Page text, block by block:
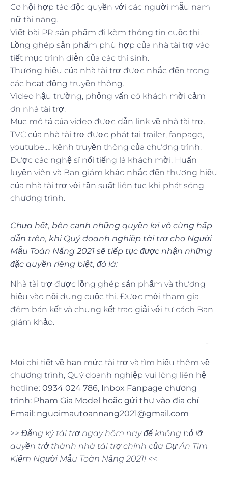
Cơ hội hợp tác độc quyền với các người mẫu nam
nữ tài năng.
Viết bài PR sản phẩm đi kèm thông tin cuộc thi.
Lồng ghép sản phẩm phù hợp của nhà tài trợ vào
tiết mục trình diễn của các thí sinh.
Thương hiệu của nhà tài trợ được nhắc đến trong
các hoạt động truyền thông.
Video hậu trường, phỏng vấn có khách mời cảm
ơn nhà tài trợ.
Mục mô tả của video được dẫn link về nhà tài trợ.
TVC của nhà tài trợ được phát tại trailer, fanpage,
youtube,… kênh truyền thông của chương trình.
Được các nghệ sĩ nổi tiếng là khách mời, Huấn
luyện viên và Ban giám khảo nhắc đến thương hiệu
của nhà tài trợ với tần suất liên tục khi phát sóng
chương trình.
Chưa hết, bên cạnh những quyền lợi vô cùng hấp
dẫn trên, khi Quý doanh nghiệp tài trợ cho Người
Mẫu Toàn Năng 2021 sẽ tiếp tục được nhận những
đặc quyền riêng biệt, đó là:
Nhà tài trợ được lồng ghép sản phẩm và thương
hiệu vào nội dung cuộc thi. Được mời tham gia
đêm bán kết và chung kết trao giải với tư cách Ban
giám khảo.
————————————————————————-
Mọi chi tiết về hạn mức tài trợ và tìm hiểu thêm về
chương trình, Quý doanh nghiệp vui lòng liên hệ
hotline: 0934 024 786, Inbox Fanpage chương
trình: Pham Gia Model hoặc gửi thư vào địa chỉ
Email: nguoimautoannang2021@gmail.com
>> Đăng ký tài trợ ngay hôm nay để không bỏ lỡ
quyền trở thành nhà tài trợ chính của Dự Án Tìm
Kiếm Người Mẫu Toàn Năng 2021! <<